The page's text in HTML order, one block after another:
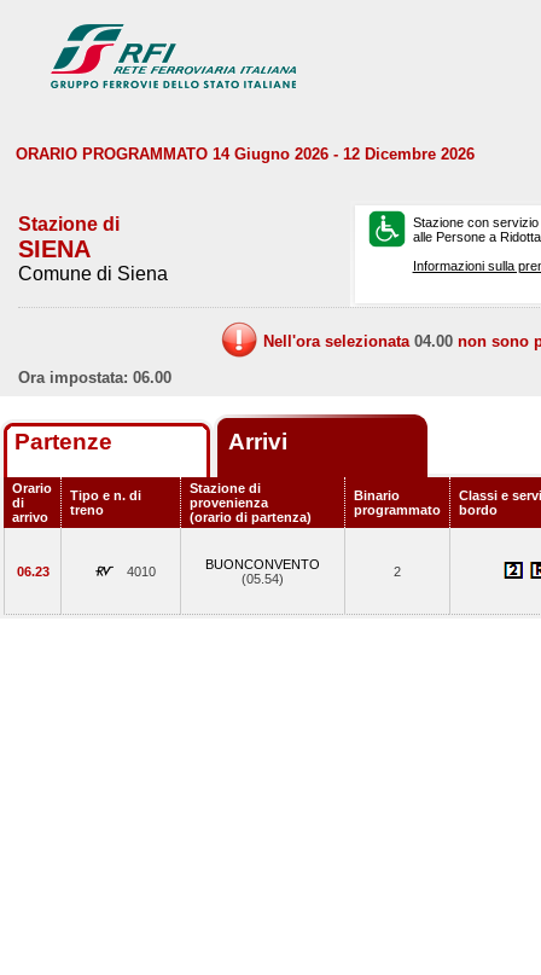
ORARIO PROGRAMMATO 14 Giugno 2026 - 12 Dicembre 2026
Stazione di
SIENA
Comune di Siena
Stazione con
alle Persone a
Informazioni sulla
Nell'ora selezionata 04.00 non sono
Ora impostata: 06.00
Partenze Arrivi
Orario
di
arrivo
Tipo e n. di
treno
Stazione di
provenienza
(orario di partenza)
Binario
programmato
Classi e
bordo
06.23 4010
BUONCONVENTO
(05.54)
2